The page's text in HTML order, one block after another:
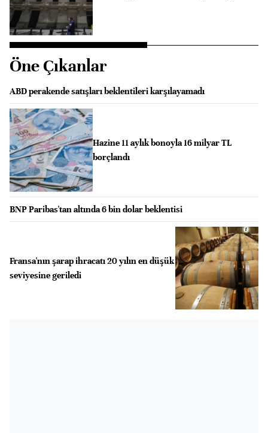
Öne Çıkanlar
ABD perakende satışları beklentileri karşılayamadı
Hazine 11 aylık bonoyla 16 milyar TL
borçlandı
BNP Paribas'tan altında 6 bin dolar beklentisi
Fransa'nın şarap ihracatı 20 yılın en düşük
seviyesine geriledi